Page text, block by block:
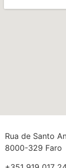
Rua de Santo
8000-329 Faro